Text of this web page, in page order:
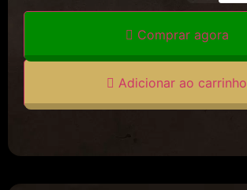
Comprar agora
Adicionar ao carrinho